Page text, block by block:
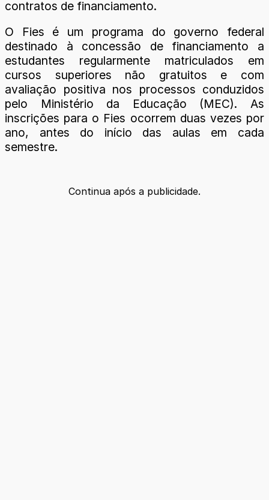
contratos de financiamento.
O Fies é um programa do governo federal
destinado à concessão de financiamento a
estudantes regularmente matriculados em
cursos superiores não gratuitos e com
avaliação positiva nos processos conduzidos
pelo Ministério da Educação (MEC). As
inscrições para o Fies ocorrem duas vezes por
ano, antes do início das aulas em cada
semestre.
Continua após a publicidade.